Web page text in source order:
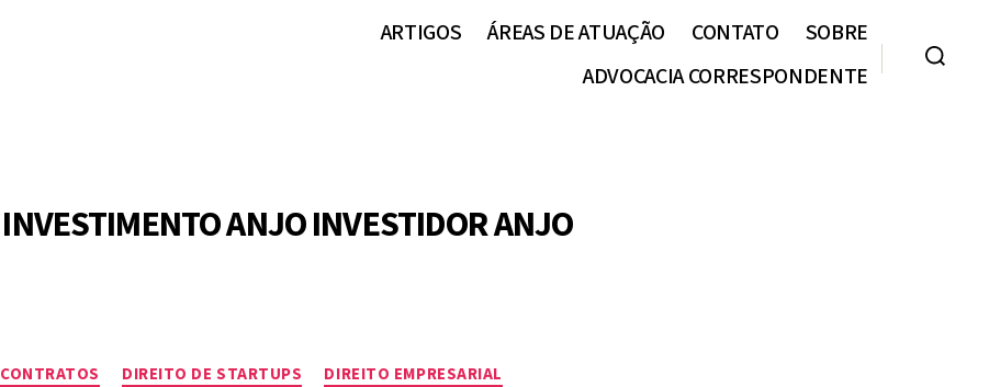
ARTIGOS ÁREAS DE ATUAÇÃO CONTATO
SOBRE
ADVOCACIA CORRESPONDENTE
INVESTIMENTO ANJO INVESTIDOR ANJO
Categorias
CONTRATOS DIREITO DE STARTUPS DIREITO EMPRESARIAL